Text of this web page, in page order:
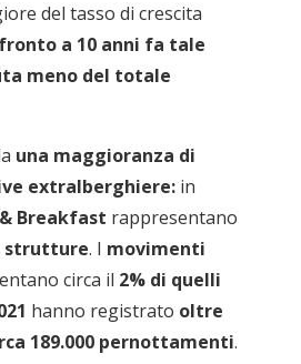
del tasso di crescita
a 10 anni fa tale
meno del totale
una maggioranza di
extralberghiere: in
Breakfast rappresentano
strutture. I movimenti
circa il 2% di quelli
hanno registrato oltre
189.000 pernottamenti.